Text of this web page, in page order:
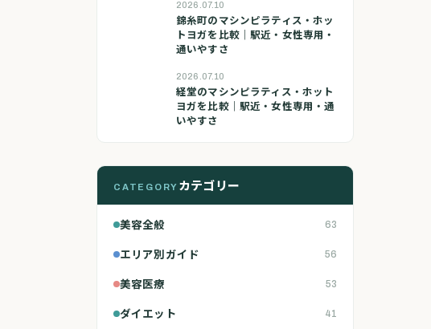
2026.07.10
錦糸町のマシンピラティス・ホッ
トヨガを比較｜駅近・女性専用・
通いやすさ
2026.07.10
経堂のマシンピラティス・ホット
ヨガを比較｜駅近・女性専用・通
いやすさ
CATEGORY カテゴリー
美容全般 63
エリア別ガイド 56
美容医療 53
ダイエット 41